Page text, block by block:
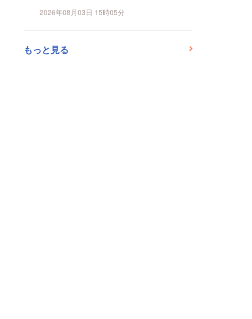
2026年08月03日 15時05分
もっと見る